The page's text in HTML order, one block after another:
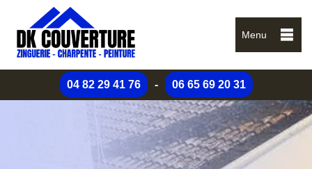
Menu
04 82 29 41 76 - 06 65 69 20 31